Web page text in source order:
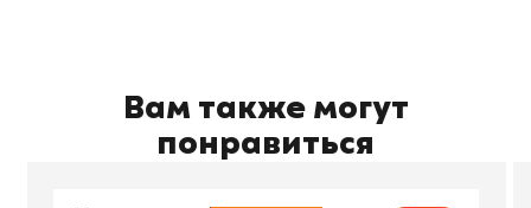
Вам также могут
понравиться